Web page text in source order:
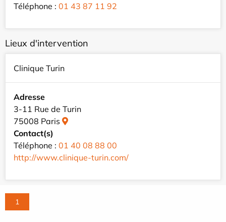
Téléphone : 01 43 87 11 92
Lieux d'intervention
Clinique Turin
Adresse
3-11 Rue de Turin
75008 Paris
Contact(s)
Téléphone : 01 40 08 88 00
http://www.clinique-turin.com/
1